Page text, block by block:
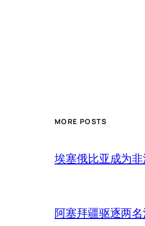
MORE POSTS
埃塞俄比亚成为
阿塞拜疆驱逐两